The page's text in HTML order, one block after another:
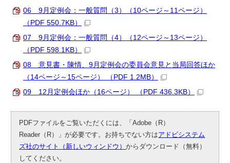
06 9月定例会：一般質問（3）（10ページ～11ページ）
（PDF 550.7KB）
07 9月定例会：一般質問（4）（12ページ～13ページ）
（PDF 598.1KB）
08 意見書・陳情、9月定例会の委員会意見と当局回答ほか
（14ページ～15ページ） （PDF 1.2MB）
09 12月定例会ほか（16ページ） （PDF 436.3KB）
PDFファイルをご覧いただくには、「Adobe（R）
Reader（R）」が必要です。お持ちでない方はアドビシステム
ズ社のサイト（新しいウィンドウ）からダウンロード（無料）
してください。